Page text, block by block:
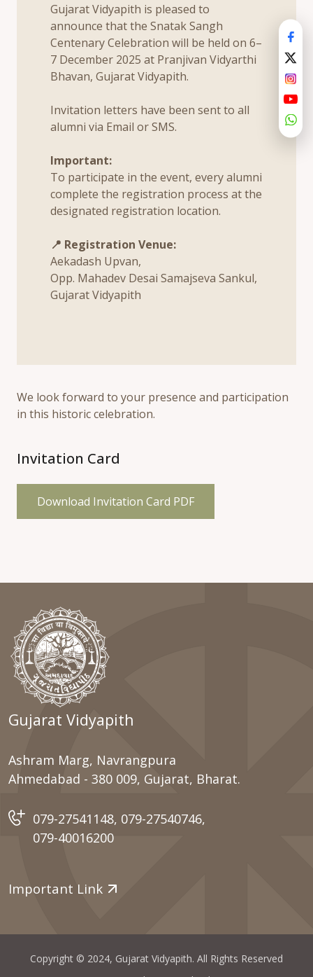
Gujarat Vidyapith is pleased to
announce that the Snatak Sangh
Centenary Celebration will be held on 6–
7 December 2025 at Pranjivan Vidyarthi
Bhavan, Gujarat Vidyapith.
Invitation letters have been sent to all
alumni via Email or SMS.
Important:
To participate in the event, every alumni
complete the registration process at the
designated registration location.
📍 Registration Venue:
Aekadash Upvan,
Opp. Mahadev Desai Samajseva Sankul,
Gujarat Vidyapith
We look forward to your presence and participation
in this historic celebration.
Invitation Card
Download Invitation Card PDF
Gujarat Vidyapith
Ashram Marg, Navrangpura
Ahmedabad - 380 009, Gujarat, Bharat.
079-27541148, 079-27540746,
079-40016200
Important Link
Copyright © 2024, Gujarat Vidyapith. All Rights Reserved